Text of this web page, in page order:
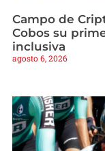
Campo de
Cobos su
inclusiva
agosto 6, 2026